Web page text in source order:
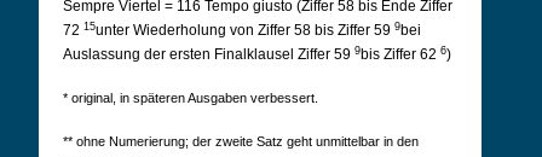
Sempre Viertel = 116 Tempo giusto (Ziffer 58 bis Ende Ziffer
72 15unter Wiederholung von Ziffer 58 bis Ziffer 59 9bei
Auslassung der ersten Finalklausel Ziffer 59 9bis Ziffer 62 6)
* original, in späteren Ausgaben verbessert.
** ohne Numerierung; der zweite Satz geht unmittelbar in den